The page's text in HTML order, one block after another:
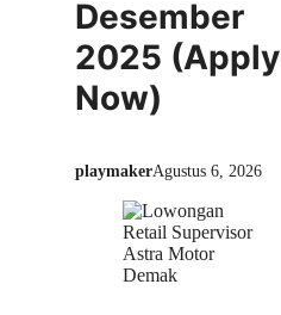
Desember
2025 (Apply
Now)
playmakerAgustus 6, 2026